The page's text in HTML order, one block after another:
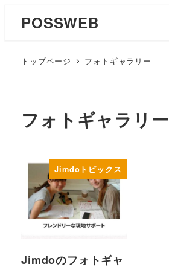
POSSWEB
トップページ フォトギャラリー
フォトギャラリー
Jimdoトピックス
Jimdoのフォトギャ